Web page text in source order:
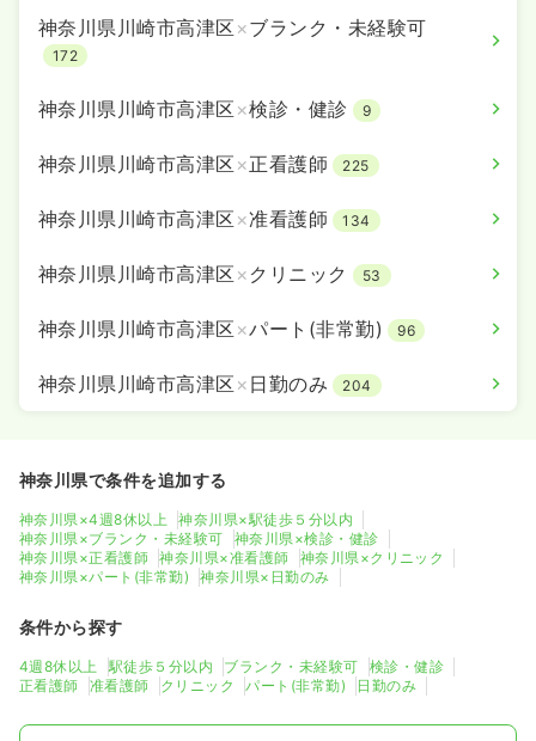
神奈川県川崎市高津区 ×ブランク・未経験可
172
神奈川県川崎市高津区 ×検診・健診 9
神奈川県川崎市高津区 ×正看護師 225
神奈川県川崎市高津区 ×准看護師 134
神奈川県川崎市高津区 × クリニック 53
神奈川県川崎市高津区 ×パート(非常勤) 96
神奈川県川崎市高津区 × 日勤のみ 204
神奈川県で条件を追加する
神奈川県×4週8休以上
神奈川県×駅徒歩５分以内
神奈川県×ブランク・未経験可
神奈川県×検診・健診
神奈川県×正看護師
神奈川県×准看護師
神奈川県×クリニック
神奈川県×パート(非常勤)
神奈川県×日勤のみ
条件から探す
4週8休以上 駅徒歩５分以内 ブランク・未経験可
検診・健診
正看護師
准看護師 クリニック パート(非常勤) 日勤のみ